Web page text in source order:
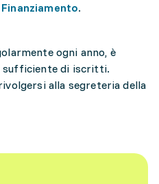
.
ogni anno, è
sufficiente di iscritti.
alla segreteria della